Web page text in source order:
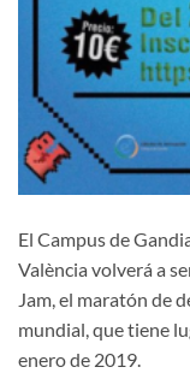
El Campus de
València volverá a
Jam, el maratón de
mundial, que tiene
enero de 2019.